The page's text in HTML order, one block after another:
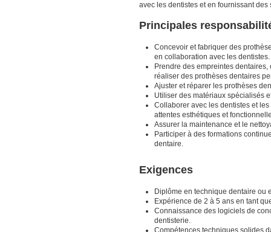
avec les dentistes et en fournissant
Principales
Concevoir et fabriquer des
en collaboration avec les dentistes.
Prendre des empreintes
réaliser des prothèses dentaires
Ajuster et réparer les prothèses
Utiliser des matériaux spécialisés
Collaborer avec les dentistes et
attentes esthétiques et
Assurer la maintenance et le
Participer à des formations
dentaire.
Exigences
Diplôme en technique dentaire ou
Expérience de 2 à 5 ans en tant
Connaissance des logiciels de
dentisterie.
Compétences techniques solides